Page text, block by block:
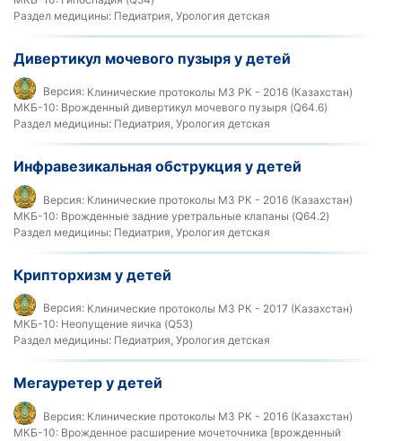
Раздел медицины: Педиатрия, Урология детская
Дивертикул мочевого пузыря у детей
Версия: Клинические протоколы МЗ РК - 2016 (Казахстан)
МКБ-10: Врожденный дивертикул мочевого пузыря (Q64.6)
Раздел медицины: Педиатрия, Урология детская
Инфравезикальная обструкция у детей
Версия: Клинические протоколы МЗ РК - 2016 (Казахстан)
МКБ-10: Врожденные задние уретральные клапаны (Q64.2)
Раздел медицины: Педиатрия, Урология детская
Крипторхизм у детей
Версия: Клинические протоколы МЗ РК - 2017 (Казахстан)
МКБ-10: Неопущение яичка (Q53)
Раздел медицины: Педиатрия, Урология детская
Мегауретер у детей
Версия: Клинические протоколы МЗ РК - 2016 (Казахстан)
МКБ-10: Врожденное расширение мочеточника [врожденный